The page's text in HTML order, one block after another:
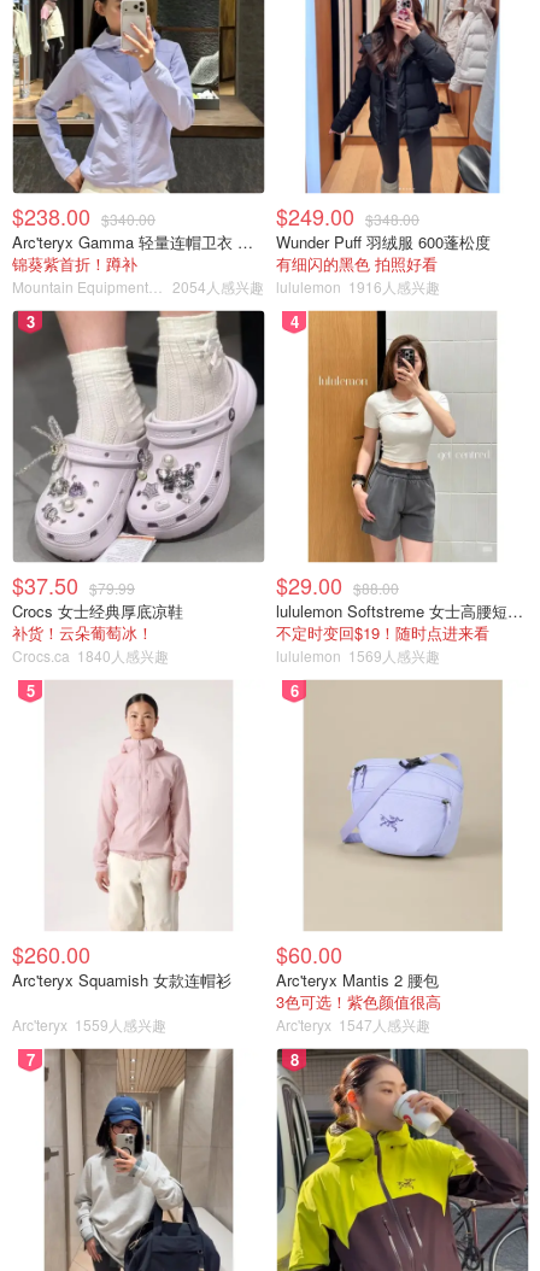
$238.00 $340.00
Arc'teryx Gamma 轻量连帽卫衣 女款
锦葵紫首折！蹲补
2054人感兴趣
$249.00 $348.00
Wunder Puff 羽绒服 600蓬松度
有细闪的黑色 拍照好看
lululemon 1916人感兴趣
3
$37.50 $79.99
Crocs 女士经典厚底凉鞋
补货！云朵葡萄冰！
Crocs.ca 1840人感兴趣
4
$29.00 $88.00
lululemon Softstreme 女士高腰短裤 10cm
不定时变回$19！随时点进来看
lululemon 1569人感兴趣
5
$260.00
Arc'teryx Squamish 女款连帽衫
Arc'teryx 1559人感兴趣
6
$60.00
Arc'teryx Mantis 2 腰包
3色可选！紫色颜值很高
Arc'teryx 1547人感兴趣
7 8